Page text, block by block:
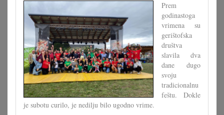
Prem
godinastoga
vrimena su
gerištofska
društva
slavila dva
dane dugo
svoju
tradicionalnu
feštu. Dokle
je subotu curilo, je nedilju bilo ugodno vrime.